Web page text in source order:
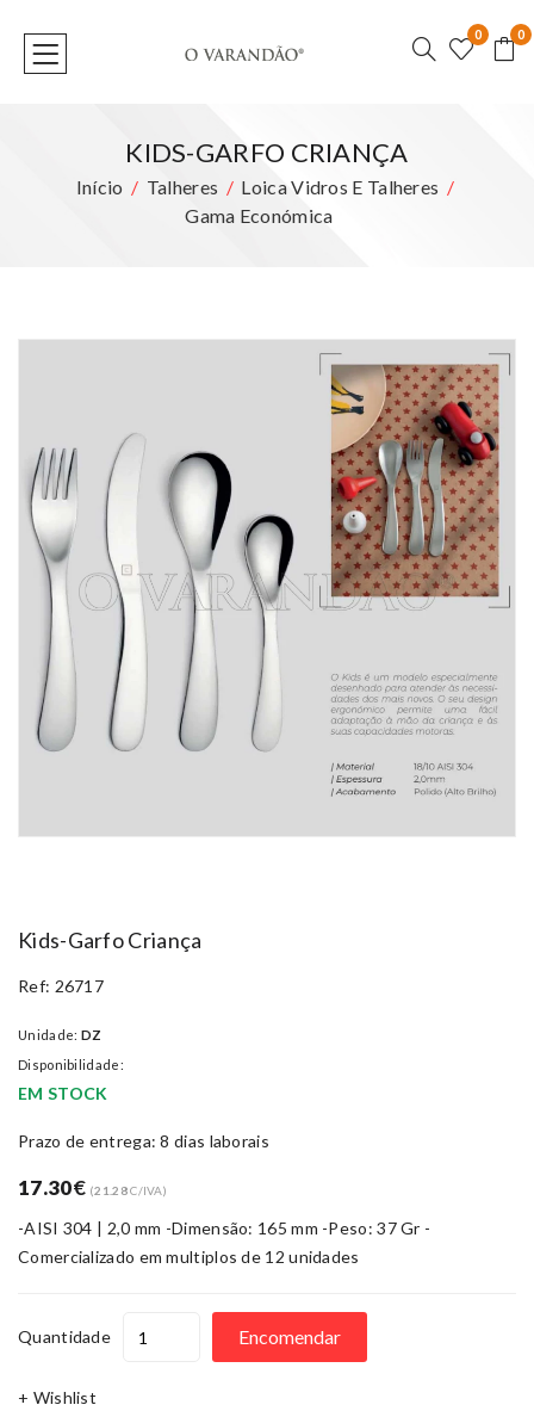
0 0
KIDS-GARFO CRIANÇA
Início Talheres
Loica Vidros E Talheres
Gama Económica
Kids-Garfo Criança
Ref: 26717
Unidade: DZ
Disponibilidade:
EM STOCK
Prazo de entrega: 8 dias laborais
17.30€ (21.28C/IVA)
-AISI 304 | 2,0 mm -Dimensão: 165 mm -Peso: 37 Gr -
Comercializado em multiplos de 12 unidades
Quantidade Encomendar
+ Wishlist